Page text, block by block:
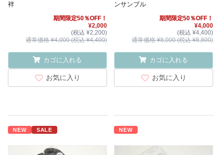
袢
期間限定50％OFF！
¥2,000
(税込 ¥2,200)
通常価格 ¥4,000 (税込 ¥4,400)
カゴに入れる
お気に入り
ンサンブル
期間限定50％OFF！
¥4,000
(税込 ¥4,400)
通常価格 ¥8,000 (税込 ¥8,800)
カゴに入れる
お気に入り
NEW SALE NEW